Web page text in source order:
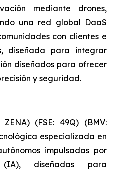
mediante drones,
una red global DaaS
con clientes e
diseñada para integrar
diseñados para ofrecer
y seguridad.
(FSE: 49Q) (BMV:
especializada en
impulsadas por
diseñadas para